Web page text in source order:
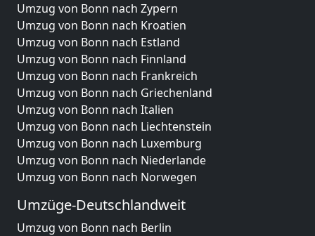
Umzug von Bonn nach Zypern
Umzug von Bonn nach Kroatien
Umzug von Bonn nach Estland
Umzug von Bonn nach Finnland
Umzug von Bonn nach Frankreich
Umzug von Bonn nach Griechenland
Umzug von Bonn nach Italien
Umzug von Bonn nach Liechtenstein
Umzug von Bonn nach Luxemburg
Umzug von Bonn nach Niederlande
Umzug von Bonn nach Norwegen
Umzüge-Deutschlandweit
Umzug von Bonn nach Berlin